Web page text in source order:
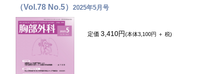
（Vol.78 No.5）2025年5月号
定価3,410円(本体3,100円 ＋ 税)